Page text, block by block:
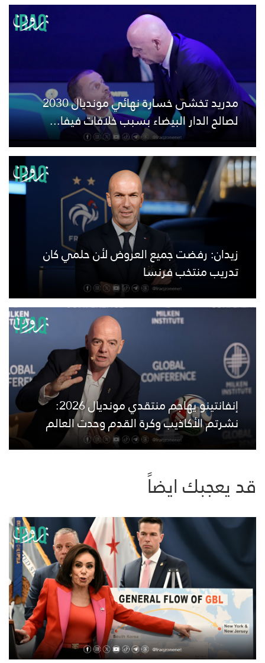
مدريد تخشى خسارة نهائي مونديال 2030
لصالح الدار البيضاء بسبب خلافات فيفا...
زيدان: رفضت جميع العروض لأن حلمي كان
تدريب منتخب فرنسا
إنفانتينو يهاجم منتقدي مونديال 2026:
نشرتم الأكاذيب وكرة القدم وحدت العالم
قد يعجبك ايضاً